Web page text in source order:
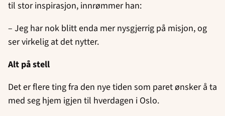
til stor inspirasjon, innrømmer han:
– Jeg har nok blitt enda mer nysgjerrig på misjon, og
ser virkelig at det nytter.
Alt på stell
Det er flere ting fra den nye tiden som paret ønsker å ta
med seg hjem igjen til hverdagen i Oslo.